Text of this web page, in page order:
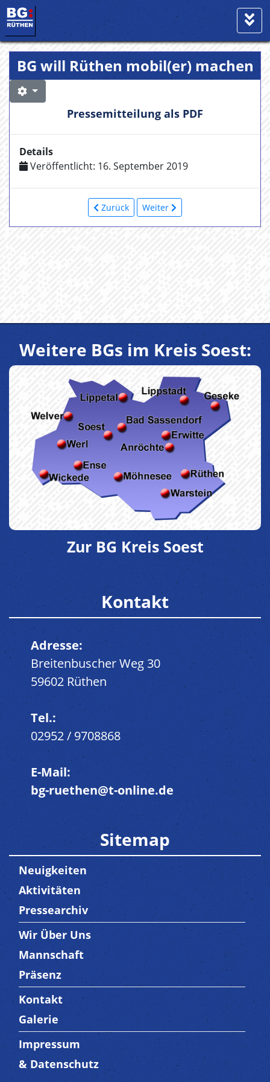
BG will Rüthen mobil(er) machen
Pressemitteilung als PDF
Details
Veröffentlicht: 16. September 2019
Zurück Weiter
Weitere BGs im Kreis Soest:
Zur BG Kreis Soest
Kontakt
Adresse:
Breitenbuscher Weg 30
59602 Rüthen
Tel.:
02952 / 9708868
E-Mail:
bg-ruethen@t-online.de
Sitemap
Neuigkeiten
Aktivitäten
Pressearchiv
Trenner3
Wir Über Uns
Mannschaft
Präsenz
Trenner4
Kontakt
Galerie
Trenner 5
Impressum
& Datenschutz